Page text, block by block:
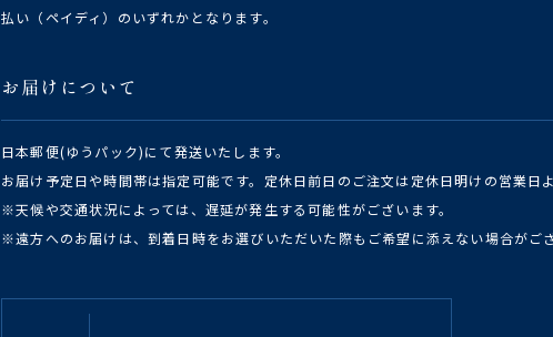
払い（ペイディ）のいずれかとなります。
お届けについて
日本郵便(ゆうパック)にて発送いたします。
お届け予定日や時間帯は指定可能です。定休日前日のご注文は定休日明けの営業日
※天候や交通状況によっては、遅延が発生する可能性がございます。
※遠方へのお届けは、到着日時をお選びいただいた際もご希望に添えない場合がござ